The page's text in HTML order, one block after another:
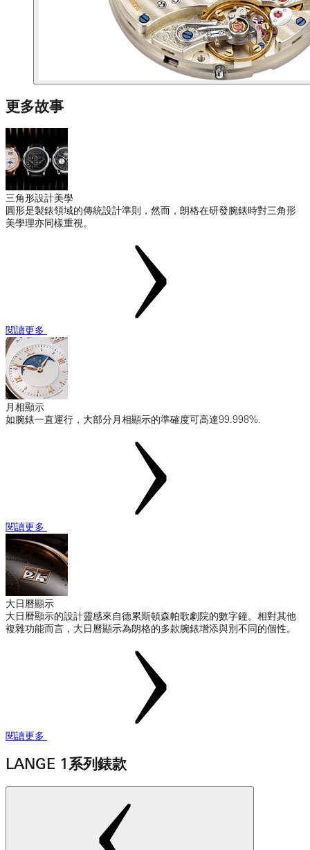
更多故事
三角形設計美學
圓形是製錶領域的傳統設計準則，然而，朗格在研發腕錶時對三角形
美學理亦同樣重視。
閱讀更多
月相顯示
如腕錶一直運行，大部分月相顯示的準確度可高達99.998%.
閱讀更多
大日曆顯示
大日曆顯示的設計靈感來自德累斯頓森帕歌劇院的數字鐘。相對其他
複雜功能而言，大日曆顯示為朗格的多款腕錶增添與別不同的個性。
閱讀更多
LANGE 1系列錶款